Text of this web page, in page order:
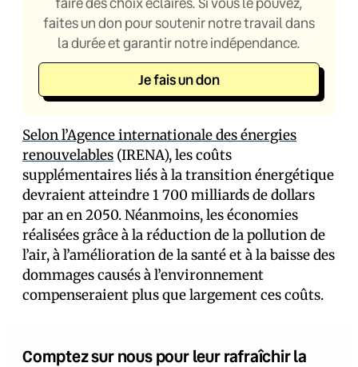
faites un don pour soutenir notre travail dans
la durée et garantir notre indépendance.
Je fais un don
Selon l’Agence internationale des énergies
renouvelables (IRENA), les coûts
supplémentaires liés à la transition énergétique
devraient atteindre 1 700 milliards de dollars
par an en 2050. Néanmoins, les économies
réalisées grâce à la réduction de la pollution de
l’air, à l’amélioration de la santé et à la baisse des
dommages causés à l’environnement
compenseraient plus que largement ces coûts.
Comptez sur nous pour leur rafraîchir la